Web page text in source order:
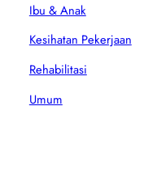
Ibu & Anak
Kesihatan Pekerjaan
Rehabilitasi
Umum